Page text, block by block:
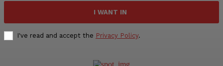
I WANT IN
I've read and accept the Privacy Policy.